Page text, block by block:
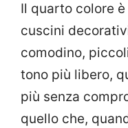
Il quarto colore
cuscini
comodino,
tono più libero,
più senza
quello che,